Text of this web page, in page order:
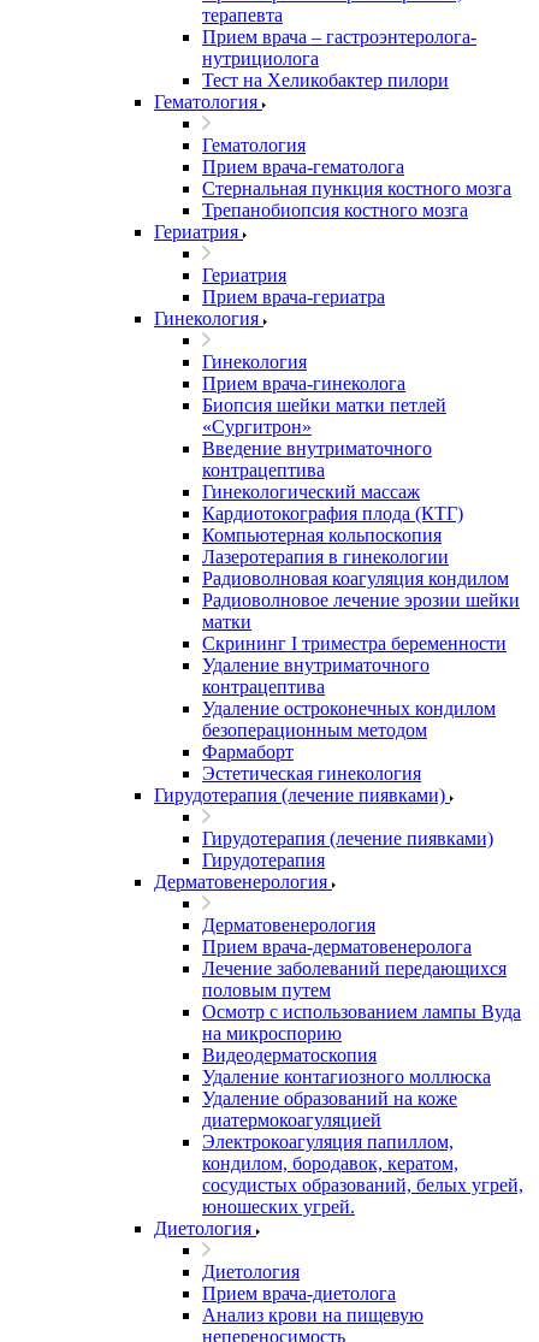
терапевта
Прием врача – гастроэнтеролога-
нутрициолога
Тест на Хеликобактер пилори
Гематология
Гематология
Прием врача-гематолога
Стернальная пункция костного мозга
Трепанобиопсия костного мозга
Гериатрия
Гериатрия
Прием врача-гериатра
Гинекология
Гинекология
Прием врача-гинеколога
Биопсия шейки матки петлей
«Сургитрон»
Введение внутриматочного
контрацептива
Гинекологический массаж
Кардиотокография плода (КТГ)
Компьютерная кольпоскопия
Лазеротерапия в гинекологии
Радиоволновая коагуляция кондилом
Радиоволновое лечение эрозии шейки
матки
Скрининг I триместра беременности
Удаление внутриматочного
контрацептива
Удаление остроконечных кондилом
безоперационным методом
Фармаборт
Эстетическая гинекология
Гирудотерапия (лечение пиявками)
Гирудотерапия (лечение пиявками)
Гирудотерапия
Дерматовенерология
Дерматовенерология
Прием врача-дерматовенеролога
Лечение заболеваний передающихся
половым путем
Осмотр с использованием лампы Вуда
на микроспорию
Видеодерматоскопия
Удаление контагиозного моллюска
Удаление образований на коже
диатермокоагуляцией
Электрокоагуляция папиллом,
кондилом, бородавок, кератом,
сосудистых образований, белых угрей,
юношеских угрей.
Диетология
Диетология
Прием врача-диетолога
Анализ крови на пищевую
непереносимость